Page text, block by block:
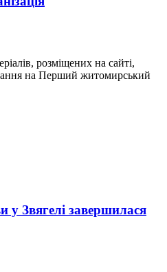
розміщених на сайті,
на Перший житомирський
у Звягелі завершилася